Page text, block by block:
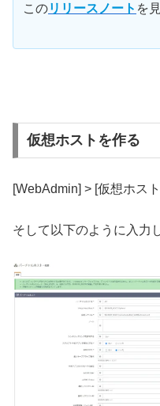
このリリースノート を
仮想ホストを作る
[WebAdmin] > [仮想ホス
そして以下のように入力